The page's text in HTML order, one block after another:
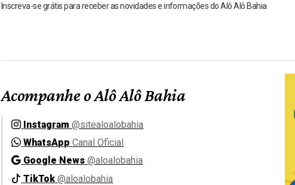
Inscreva-se grátis para receber as novidades e informações do Alô Alô Bahia
Acompanhe o Alô Alô Bahia
Instagram @sitealoalobahia
WhatsApp Canal Oficial
Google News @aloalobahia
TikTok @aloalobahia